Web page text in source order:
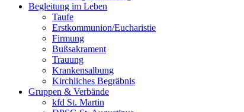
Begleitung im Leben
Taufe
Erstkommunion/Eucharistie
Firmung
Bußsakrament
Trauung
Krankensalbung
Kirchliches Begräbnis
Gruppen & Verbände
kfd St. Martin